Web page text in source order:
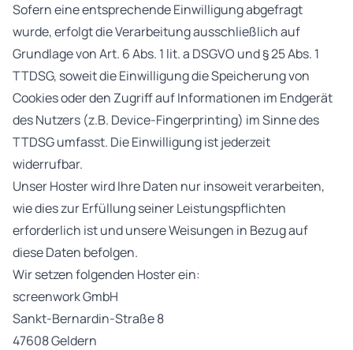
Sofern eine entsprechende Einwilligung abgefragt
wurde, erfolgt die Verarbeitung ausschließlich auf
Grundlage von Art. 6 Abs. 1 lit. a DSGVO und § 25 Abs. 1
TTDSG, soweit die Einwilligung die Speicherung von
Cookies oder den Zugriff auf Informationen im Endgerät
des Nutzers (z.B. Device-Fingerprinting) im Sinne des
TTDSG umfasst. Die Einwilligung ist jederzeit
widerrufbar.
Unser Hoster wird Ihre Daten nur insoweit verarbeiten,
wie dies zur Erfüllung seiner Leistungspflichten
erforderlich ist und unsere Weisungen in Bezug auf
diese Daten befolgen.
Wir setzen folgenden Hoster ein:
screenwork GmbH
Sankt-Bernardin-Straße 8
47608 Geldern